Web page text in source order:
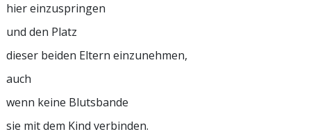
hier einzuspringen
und den Platz
dieser beiden Eltern einzunehmen,
auch
wenn keine Blutsbande
sie mit dem Kind verbinden.